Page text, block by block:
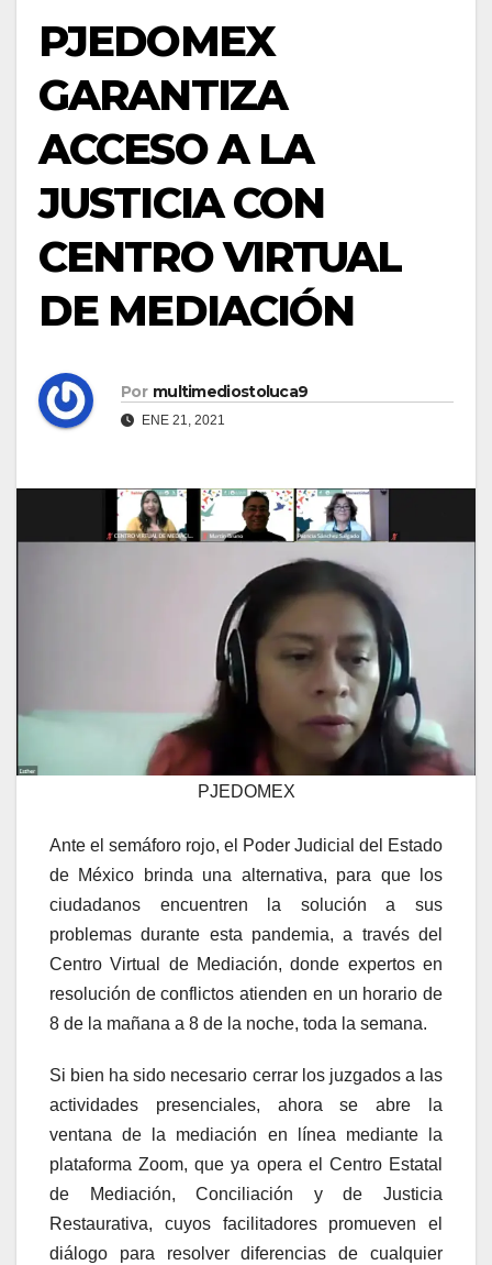
PJEDOMEX
GARANTIZA
ACCESO A LA
JUSTICIA CON
CENTRO VIRTUAL
DE MEDIACIÓN
Por multimediostoluca9
ENE 21, 2021
PJEDOMEX
Ante el semáforo rojo, el Poder Judicial del Estado
de México brinda una alternativa, para que los
ciudadanos encuentren la solución a sus
problemas durante esta pandemia, a través del
Centro Virtual de Mediación, donde expertos en
resolución de conflictos atienden en un horario de
8 de la mañana a 8 de la noche, toda la semana.
Si bien ha sido necesario cerrar los juzgados a las
actividades presenciales, ahora se abre la
ventana de la mediación en línea mediante la
plataforma Zoom, que ya opera el Centro Estatal
de Mediación, Conciliación y de Justicia
Restaurativa, cuyos facilitadores promueven el
diálogo para resolver diferencias de cualquier